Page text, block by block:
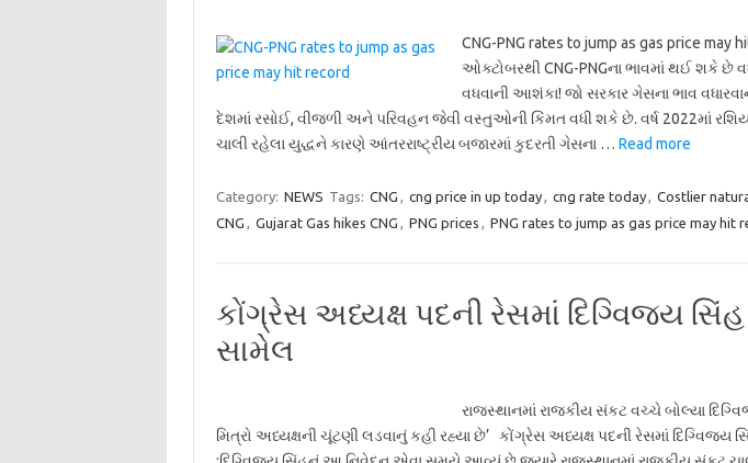
CNG-PNG rates to jump as gas price may
ઓક્ટોબરથી CNG-PNGના ભાવમાં થઈ શકે છે
વધવાની આશંકા! જો સરકાર ગેસના ભાવ
દેશમાં રસોઈ, વીજળી અને પરિવહન જેવી વસ્તુઓની કિંમત વધી શકે છે. વર્ષ 2022માં
ચાલી રહેલા યુદ્ધને કારણે આંતરરાષ્ટ્રીય બજારમાં કુદરતી ગેસના … Read more
Category: NEWS Tags: CNG , cng price in up today, cng rate today, Costlier
CNG , Gujarat Gas hikes CNG , PNG prices , PNG rates to jump as gas price may hit
કોંગ્રેસ અધ્યક્ષ પદની રેસમાં દિગ્વિજય
સામેલ
રાજસ્થાનમાં રાજકીય સંકટ વચ્ચે બોલ્યા
મિત્રો અધ્યક્ષની ચૂંટણી લડવાનું કહી રહ્યા છે’ કોંગ્રેસ અધ્યક્ષ પદની રેસમાં દિગ્વિજય